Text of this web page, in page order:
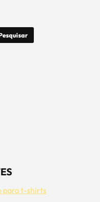
para t-shirts